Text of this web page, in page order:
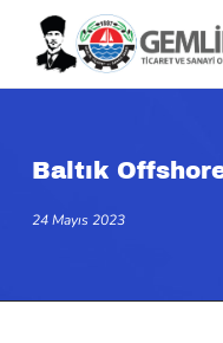
main
Baltık
24 Mayıs 2023